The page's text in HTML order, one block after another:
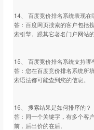
14、 百度竞价排名系统表现
答：百度网页搜索的客户包括
索引擎。跟其它著名门户网站
15、 百度竞价排名系统支持
答：您在百度竞价排名系统所
索语法都可能查到您的信息。
16、 搜索结果是如何排序的？
答：同一个关键字，有多个客
前，后出价的在后。